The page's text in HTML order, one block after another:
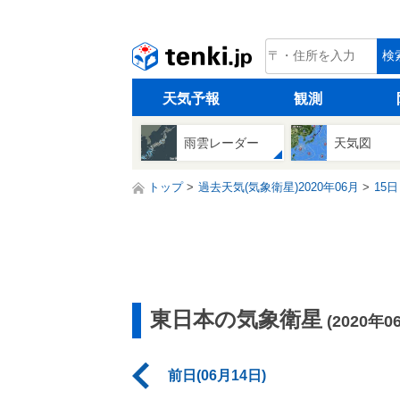
tenki.jp 検
天気予報 観測
雨雲レーダー 天気図
トップ 過去天気(気象衛星)2020年06月 15日
東日本の気象衛星 (2020年
前日(06月14日)